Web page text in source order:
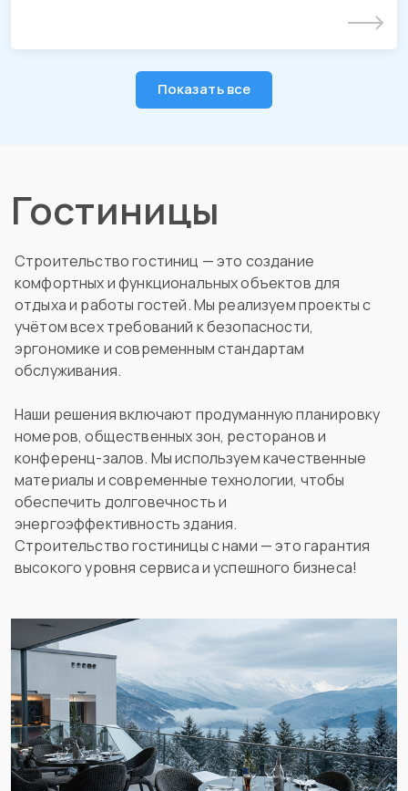
Подробнее
Показать все
Гостиницы
Строительство гостиниц — это создание
комфортных и функциональных объектов для
отдыха и работы гостей. Мы реализуем проекты с
учётом всех требований к безопасности,
эргономике и современным стандартам
обслуживания.
Наши решения включают продуманную планировку
номеров, общественных зон, ресторанов и
конференц-залов. Мы используем качественные
материалы и современные технологии, чтобы
обеспечить долговечность и
энергоэффективность здания.
Строительство гостиницы с нами — это гарантия
высокого уровня сервиса и успешного бизнеса!